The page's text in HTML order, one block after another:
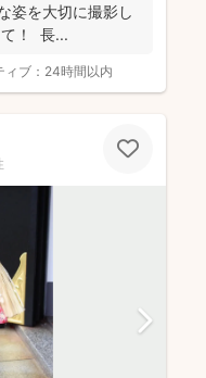
姿を大切に撮影し
！ 長...
ブ： 24時間以内